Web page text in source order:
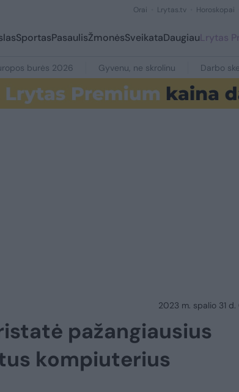
Orai Lrytas.tv Horoskopai
SportasPasaulisŽmonėsSveikataDaugiauLrytas
burės 2026 Gyvenu, ne skrolinu Darbo
2023 m. spalio 31
pažangiausius
kompiuterius